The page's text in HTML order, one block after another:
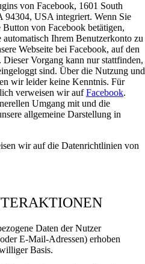
von Facebook, 1601 South
USA integriert. Wenn Sie
Button von Facebook betätigen,
Ihrem Benutzerkonto zu
Webseite bei Facebook, auf den
Vorgang kann nur stattfinden,
sind. Über die Nutzung und
wir leider keine Kenntnis. Für
verweisen wir aufFacebook.
Umgang mit und die
allgemeine Darstellung in
wir auf die Datenrichtlinien von
Daten der Nutzer
E-Mail-Adressen) erhoben
Basis.